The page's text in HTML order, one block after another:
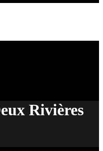
Rivières